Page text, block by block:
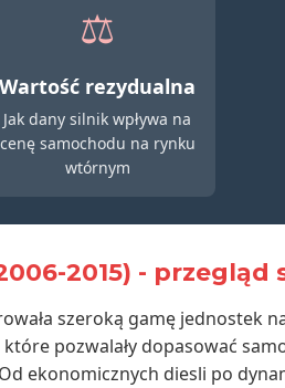
⚖️
Wartość rezydualna
Jak dany silnik wpływa na
cenę samochodu na rynku
wtórnym
2015) - przegląd
szeroką gamę jednostek
pozwalały dopasować
ekonomicznych diesli po